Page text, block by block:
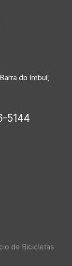
do Imbuí,
5144
de Bicicletas